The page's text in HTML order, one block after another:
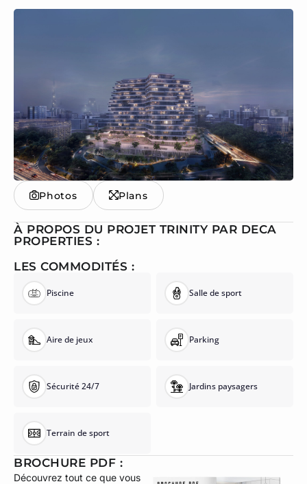
Photos Plans
À PROPOS DU PROJET TRINITY PAR DECA
PROPERTIES :
LES COMMODITÉS :
Piscine Salle de sport
Aire de jeux Parking
Sécurité 24/7 Jardins paysagers
Terrain de sport
BROCHURE PDF :
Découvrez tout ce que vous